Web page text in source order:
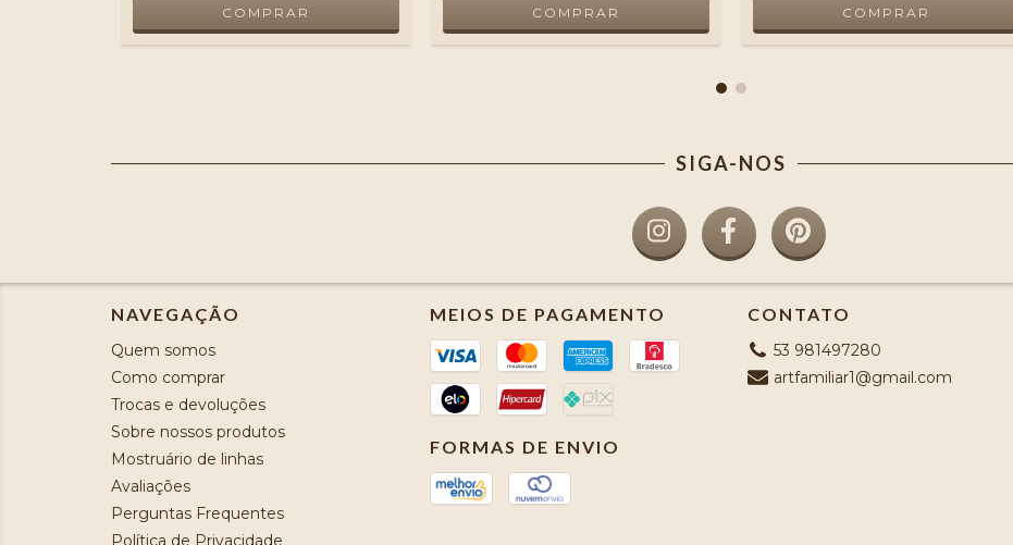
SIGA-NOS
NAVEGAÇÃO
Quem somos
Como comprar
Trocas e devoluções
Sobre nossos produtos
Mostruário de linhas
Avaliações
Perguntas Frequentes
Política de Privacidade
MEIOS DE PAGAMENTO
FORMAS DE ENVIO
CONTATO
53 981497280
artfamiliar1@gmail.com